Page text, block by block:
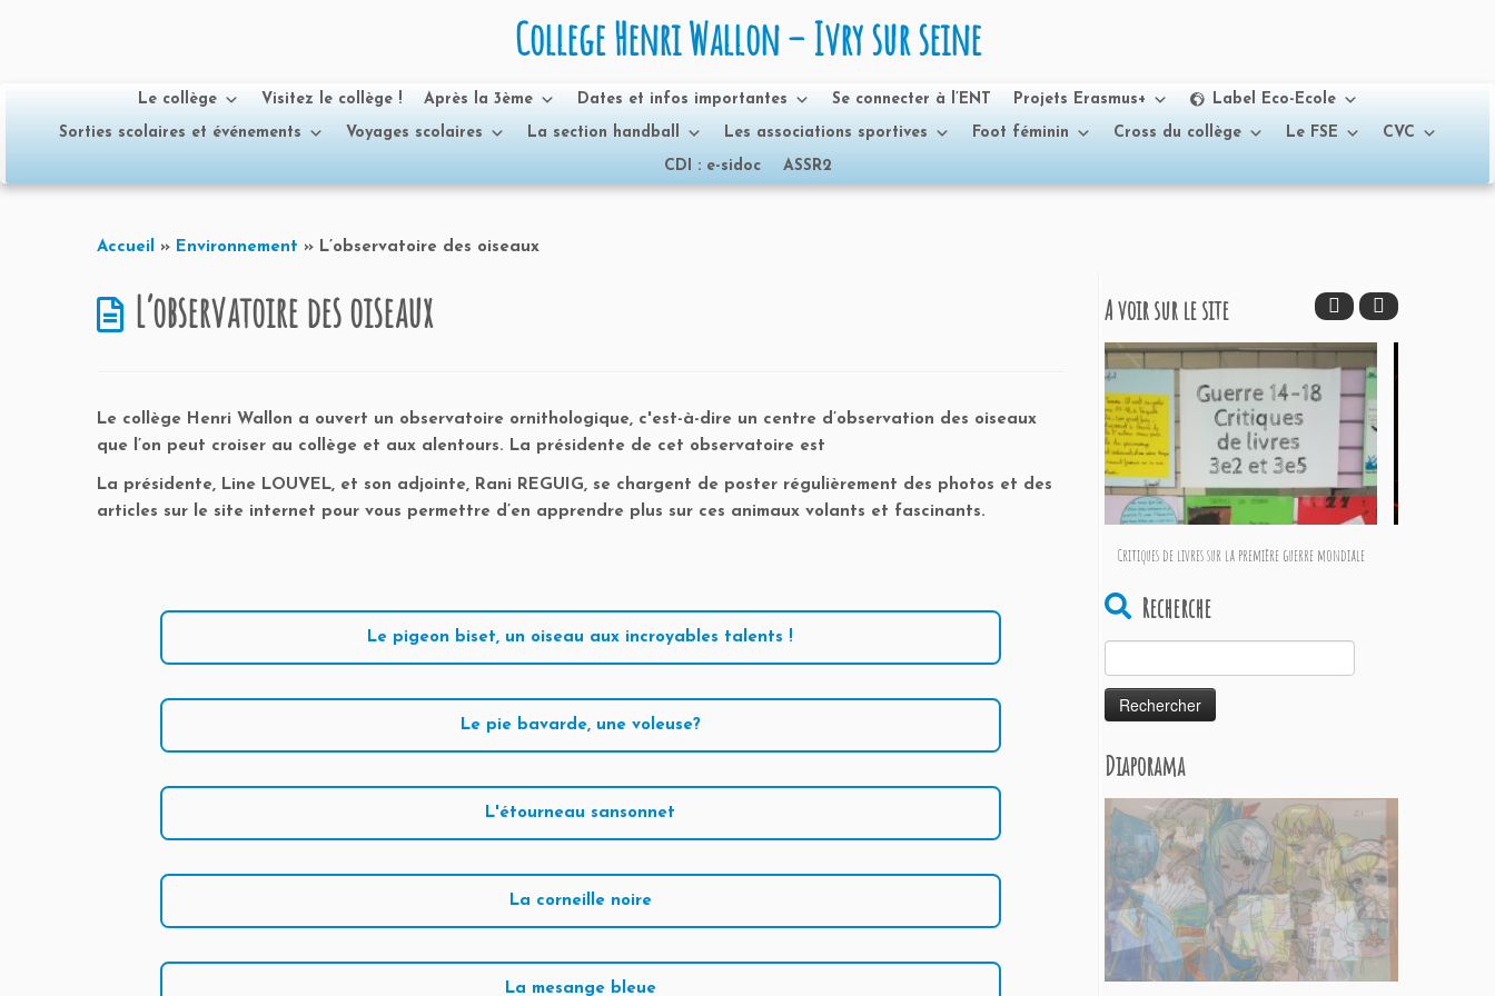
College Henri Wallon – Ivry sur seine
Le collège Visitez le collège ! Après la 3ème Dates et infos importantes Se connecter à l’ENT Projets Erasmus+
Label Eco-Ecole
Sorties scolaires et événements
Voyages scolaires La section handball Les associations sportives Foot féminin Cross du collège Le FSE
CVC
CDI : e-sidoc
ASSR2
Accueil » Environnement » L’observatoire des oiseaux
L’observatoire des oiseaux
Le collège Henri Wallon a ouvert un observatoire ornithologique, c'est-à-dire un centre d’observation des oiseaux
que l’on peut croiser au collège et aux alentours. La présidente de cet observatoire est
La présidente, Line LOUVEL, et son adjointe, Rani REGUIG, se chargent de poster régulièrement des photos et des
articles sur le site internet pour vous permettre d’en apprendre plus sur ces animaux volants et fascinants.
Le pigeon biset, un oiseau aux incroyables talents !
Le pie bavarde, une voleuse?
L'étourneau sansonnet
La corneille noire
La mesange bleue
A voir sur le site
Critiques de livres sur la première guerre mondiale
Recherche
Diaporama